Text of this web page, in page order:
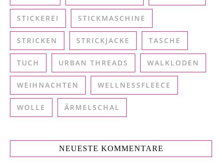
STICKEREI STICKMASCHINE
STRICKEN STRICKJACKE TASCHE
TUCH URBAN THREADS WALKLODEN
WEIHNACHTEN WELLNESSFLEECE
WOLLE ÄRMELSCHAL
NEUESTE KOMMENTARE